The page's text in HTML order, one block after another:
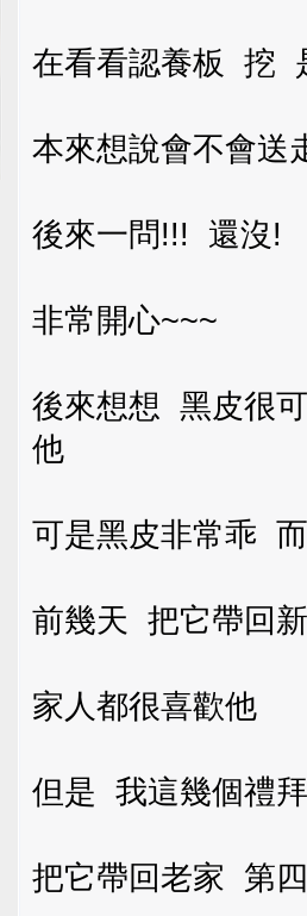
在看看認養板 挖
本來想說會不會送
後來一問!!! 還沒!
非常開心~~~
後來想想 黑皮很
他
可是黑皮非常乖
前幾天 把它帶回
家人都很喜歡他
但是 我這幾個禮
把它帶回老家 第